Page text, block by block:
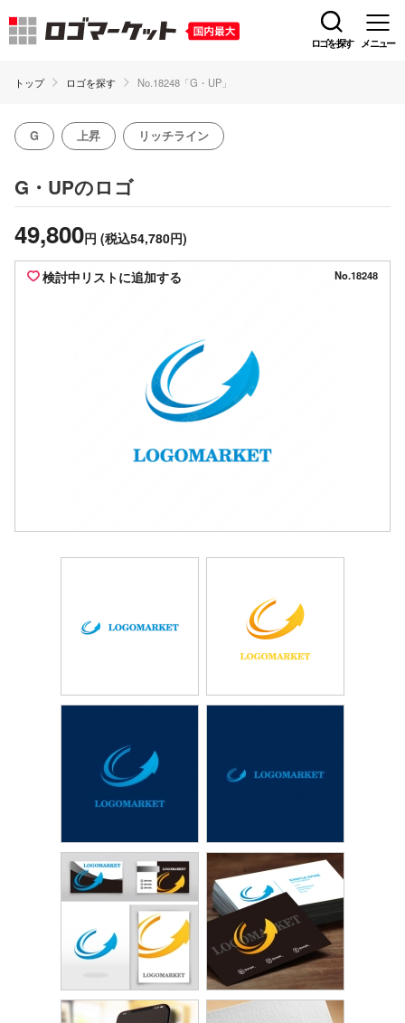
ロゴを探す メニュー
トップ ロゴを探す No.18248「G・UP」
G 上昇 リッチライン
G・UPのロゴ
49,800円 (税込54,780円)
検討中リストに追加する No.18248